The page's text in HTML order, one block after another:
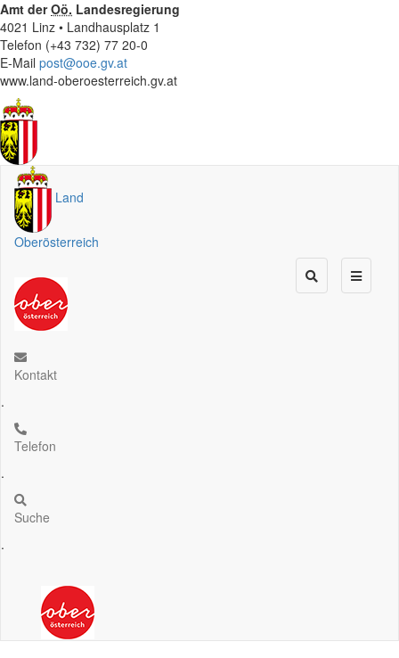
Amt derOö. Landesregierung
4021 Linz • Landhausplatz 1
Telefon (+43 732) 77 20-0
E-Mail post@ooe.gv.at
www.land-oberoesterreich.gv.at
Land
Oberösterreich
Kontakt
.
Telefon
.
Suche
.